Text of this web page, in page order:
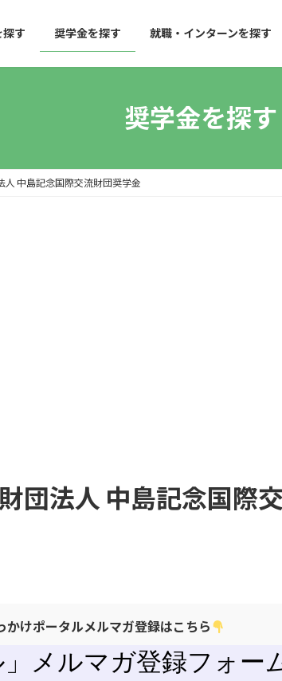
探す 奨学金を探す 就職・インターンを探す
奨学金を探す
人 中島記念国際交流財団奨学金
団法人 中島記念国際
けポータルメルマガ登録はこちら